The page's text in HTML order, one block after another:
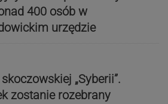
400 osób w
urzędzie
„Syberii”.
zostanie rozebrany